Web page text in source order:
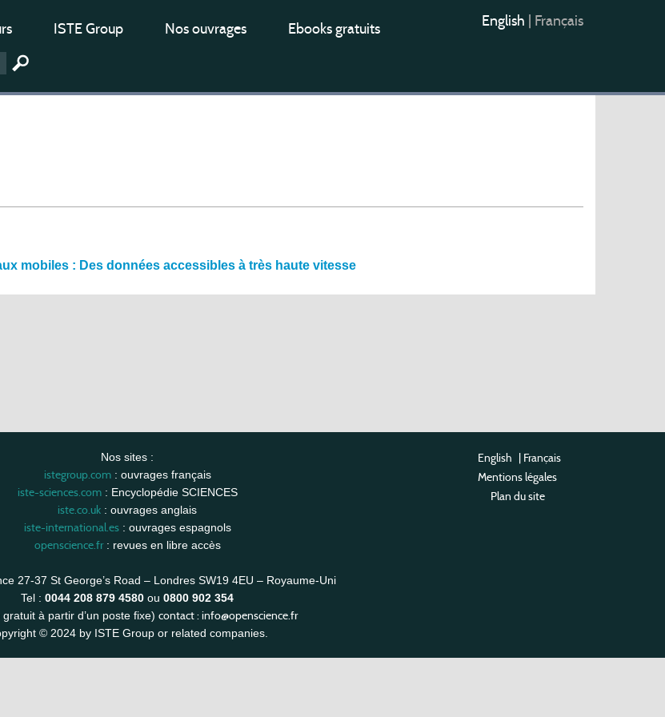
ISTE Group Nos ouvrages Ebooks gratuits English Français
mobiles : Des données accessibles à très haute vitesse
Nos sites :
istegroup.com: ouvrages français
iste-sciences.com: Encyclopédie SCIENCES
iste.co.uk : ouvrages anglais
iste-international.es: ouvrages espagnols
openscience.fr: revues en libre accès
27-37 St George’s Road – Londres SW19 4EU – Royaume-Uni
Tel : 0044 208 879 4580 ou 0800 902 354
à partir d’un poste fixe) contact : info@openscience.fr
© 2024 by ISTE Group or related companies.
English | Français
Mentions légales
Plan du site